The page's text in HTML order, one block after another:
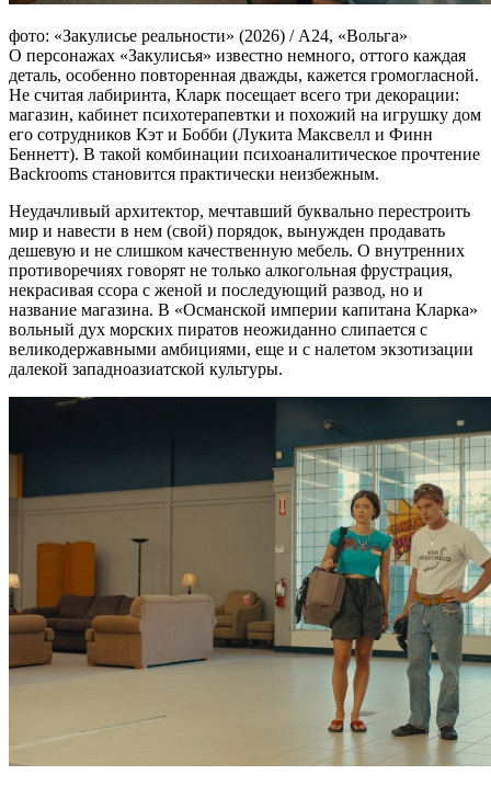
фото: «Закулисье реальности» (2026) / А24, «Вольга»
О персонажах «Закулисья» известно немного, оттого каждая
деталь, особенно повторенная дважды, кажется громогласной.
Не считая лабиринта, Кларк посещает всего три декорации:
магазин, кабинет психотерапевтки и похожий на игрушку дом
его сотрудников Кэт и Бобби (Лукита Максвелл и Финн
Беннетт). В такой комбинации психоаналитическое прочтение
Backrooms становится практически неизбежным.
Неудачливый архитектор, мечтавший буквально перестроить
мир и навести в нем (свой) порядок, вынужден продавать
дешевую и не слишком качественную мебель. О внутренних
противоречиях говорят не только алкогольная фрустрация,
некрасивая ссора с женой и последующий развод, но и
название магазина. В «Османской империи капитана Кларка»
вольный дух морских пиратов неожиданно слипается с
великодержавными амбициями, еще и с налетом экзотизации
далекой западноазиатской культуры.